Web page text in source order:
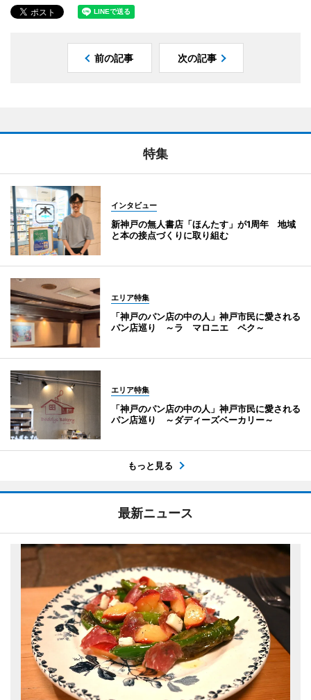
前の記事 次の記事
特集
インタビュー
新神戸の無人書店「ほんたす」が1周年 地域
と本の接点づくりに取り組む
エリア特集
「神戸のパン店の中の人」神戸市民に愛される
パン店巡り ～ラ マロニエ ペク～
エリア特集
「神戸のパン店の中の人」神戸市民に愛される
パン店巡り ～ダディーズベーカリー～
もっと見る
最新ニュース